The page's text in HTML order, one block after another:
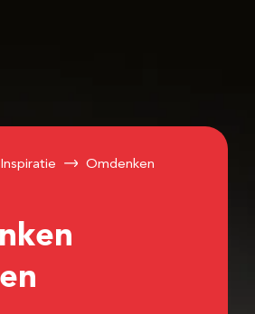
Inspiratie
Omdenken